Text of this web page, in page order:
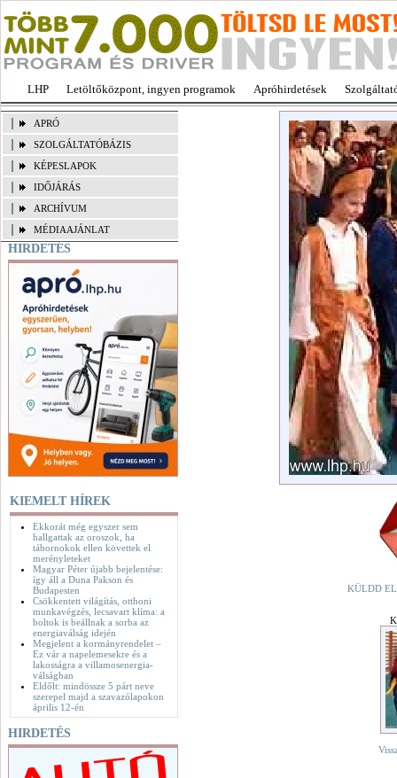
LHP Letöltőközpont, ingyen programok Apróhirdetések
APRÓ
SZOLGÁLTATÓBÁZIS
KÉPESLAPOK
IDŐJÁRÁS
ARCHÍVUM
MÉDIAAJÁNLAT
HIRDETÉS
KIEMELT HÍREK
Ekkorát még egyszer sem
hallgattak az oroszok, ha
tábornokok ellen követtek el
merényleteket
Magyar Péter újabb bejelentése:
így áll a Duna Pakson és
Budapesten
Csökkentett világítás, otthoni
munkavégzés, lecsavart klíma: a
boltok is beállnak a sorba az
energiaválság idején
Megjelent a kormányrendelet –
Ez vár a napelemesekre és a
lakosságra a villamosenergia-
válságban
Eldőlt: mindössze 5 párt neve
szerepel majd a szavazólapokon
április 12-én
HIRDETÉS
KÜLDD